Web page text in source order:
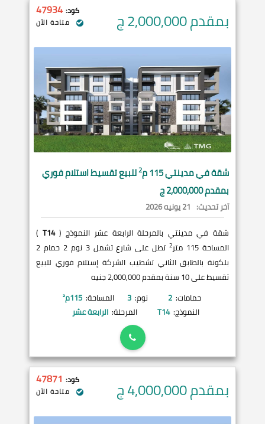
بمقدم 2,000,000 ج كود: 47934
متاحة الآن
شقة فيمدينتي115 م 2للبيع تقسيط استلام فوري
بمقدم 2,000,000 ج
آخر تحديث: 21 يونيه 2026
شقة في مدينتي بالمرحلة الرابعة عشر النموذج (T14
)
المساحة 115 متر
2
تطل على شارع تشمل 3 نوم 2 حمام 2
بلكونة بالطابق الثاني تشطيب الشركة إستلام فوري للبيع
تقسيط على 10 سنة بمقدم 2,000,000 جنيه
حمامات: 2 نوم: 3 المساحة: 115م²
النموذج: T14 المرحلة: الرابعة عشر
بمقدم 4,000,000 ج كود: 47871
متاحة الآن